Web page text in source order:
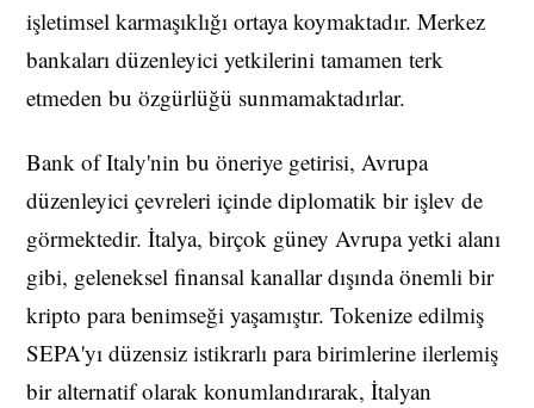
işletimsel karmaşıklığı ortaya koymaktadır. Merkez
bankaları düzenleyici yetkilerini tamamen terk
etmeden bu özgürlüğü sunmamaktadırlar.
Bank of Italy'nin bu öneriye getirisi, Avrupa
düzenleyici çevreleri içinde diplomatik bir işlev de
görmektedir. İtalya, birçok güney Avrupa yetki alanı
gibi, geleneksel finansal kanallar dışında önemli bir
kripto para benimseği yaşamıştır. Tokenize edilmiş
SEPA'yı düzensiz istikrarlı para birimlerine ilerlemiş
bir alternatif olarak konumlandırarak, İtalyan